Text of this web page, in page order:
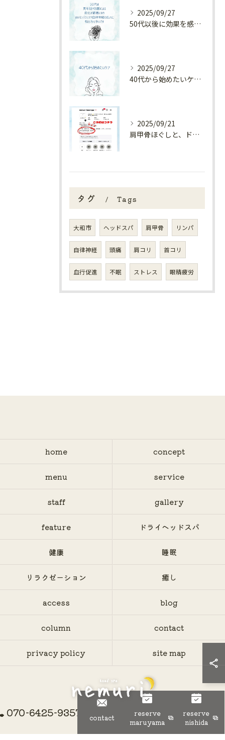
2025/09/27
50代以後に効果を感じやすいケア🌿
2025/09/27
40代から始めたいケア✨
2025/09/21
肩甲骨ほぐしと、ドライヘッドスパの相性🌿
タグ Tags
大和市 ヘッドスパ 肩甲骨 リンパ
自律神経 頭痛 肩コリ 首コリ
血行促進 不眠 ストレス 眼精疲労
070-6425-9357 contact
reserve
maruyama
reserve
nishida
home concept
menu service
staff gallery
feature ドライヘッドスパ
健康 睡眠
リラクゼーション 癒し
access blog
column contact
privacy policy site map
© 2026 神奈川県大和市のヘッドスパならhead spa nemuri ALL RIGHTS
RESERVED.